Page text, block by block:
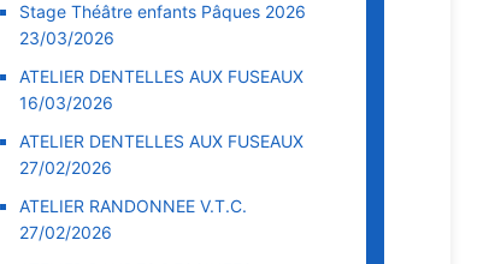
Stage Théâtre enfants Pâques 2026
23/03/2026
ATELIER DENTELLES AUX FUSEAUX
16/03/2026
ATELIER DENTELLES AUX FUSEAUX
27/02/2026
ATELIER RANDONNEE V.T.C.
27/02/2026